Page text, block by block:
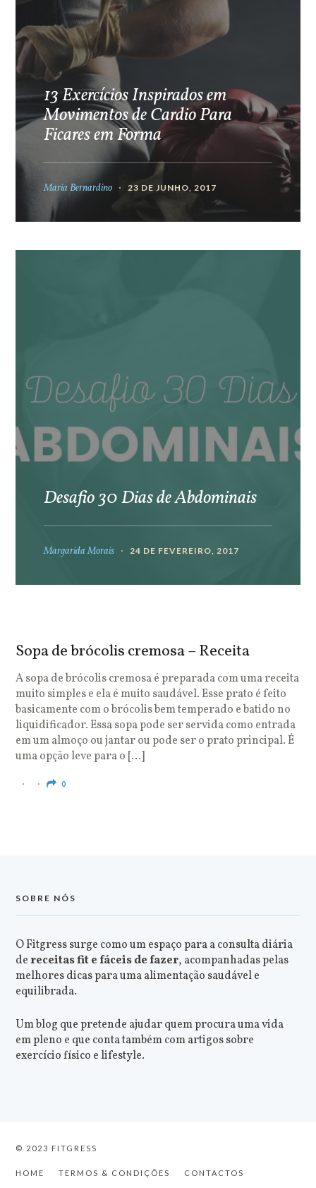
13 Exercícios Inspirados em
Movimentos de Cardio Para
Ficares em Forma
Maria Bernardino 23 DE JUNHO, 2017
Desafio 30 Dias de Abdominais
Margarida Morais 24 DE FEVEREIRO, 2017
Sopa de brócolis cremosa – Receita
A sopa de brócolis cremosa é preparada com uma receita
muito simples e ela é muito saudável. Esse prato é feito
basicamente com o brócolis bem temperado e batido no
liquidificador. Essa sopa pode ser servida como entrada
em um almoço ou jantar ou pode ser o prato principal. É
uma opção leve para o […]
0
SOBRE NÓS
O Fitgress surge como um espaço para a consulta diária
dereceitas fit e fáceis de fazer, acompanhadas pelas
melhores dicas para uma alimentação saudável e
equilibrada.
Um blog que pretende ajudar quem procura uma vida
em pleno e que conta também com artigos sobre
exercício físico e lifestyle.
© 2023 FITGRESS
HOME TERMOS & CONDIÇÕES CONTACTOS